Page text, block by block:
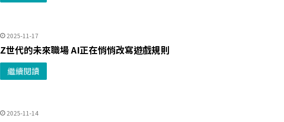
2025-11-17
Z世代的未來職場 AI正在悄悄改寫遊戲規則
繼續閱讀
2025-11-14